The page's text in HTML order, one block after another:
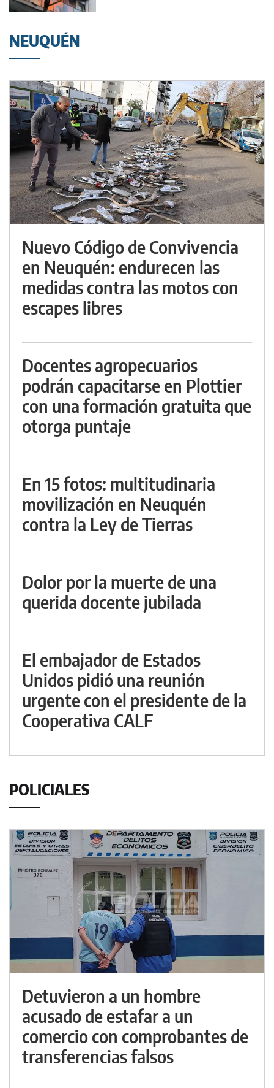
NEUQUÉN
Nuevo Código de Convivencia
en Neuquén: endurecen las
medidas contra las motos con
escapes libres
Docentes agropecuarios
podrán capacitarse en Plottier
con una formación gratuita que
otorga puntaje
En 15 fotos: multitudinaria
movilización en Neuquén
contra la Ley de Tierras
Dolor por la muerte de una
querida docente jubilada
El embajador de Estados
Unidos pidió una reunión
urgente con el presidente de la
Cooperativa CALF
POLICIALES
Detuvieron a un hombre
acusado de estafar a un
comercio con comprobantes de
transferencias falsos